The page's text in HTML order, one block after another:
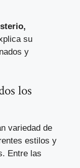
su
y
los
variedad de
estilos y
Entre las